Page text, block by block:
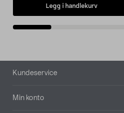
Legg i handlekurv
Bunntekst
Kundeservice
Min konto